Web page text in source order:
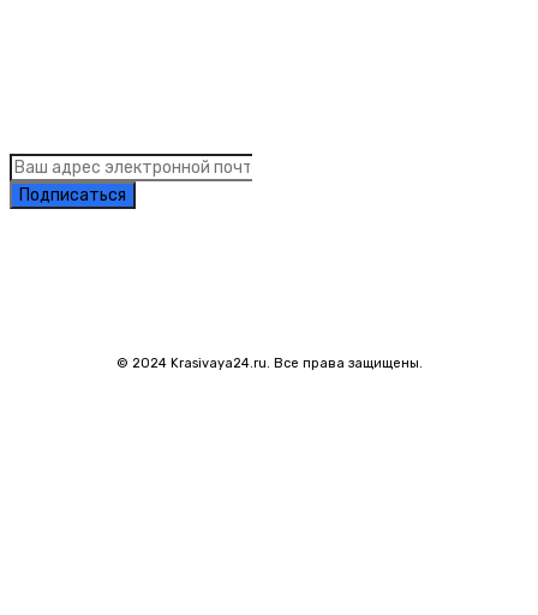
Подписаться
© 2024 Krasivaya24.ru. Все права защищены.